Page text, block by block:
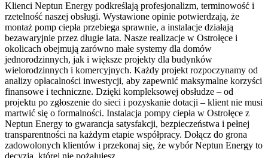
Klienci Neptun Energy podkreślają profesjonalizm, terminowość i
rzetelność naszej obsługi. Wystawione opinie potwierdzają, że
montaż pomp ciepła przebiega sprawnie, a instalacje działają
bezawaryjnie przez długie lata. Nasze realizacje w Ostrołęce i
okolicach obejmują zarówno małe systemy dla domów
jednorodzinnych, jak i większe projekty dla budynków
wielorodzinnych i komercyjnych. Każdy projekt rozpoczynamy od
analizy opłacalności inwestycji, aby zapewnić maksymalne korzyści
finansowe i techniczne. Dzięki kompleksowej obsłudze – od
projektu po zgłoszenie do sieci i pozyskanie dotacji – klient nie musi
martwić się o formalności. Instalacja pompy ciepła w Ostrołęce z
Neptun Energy to gwarancja satysfakcji, bezpieczeństwa i pełnej
transparentności na każdym etapie współpracy. Dołącz do grona
zadowolonych klientów i przekonaj się, że wybór Neptun Energy to